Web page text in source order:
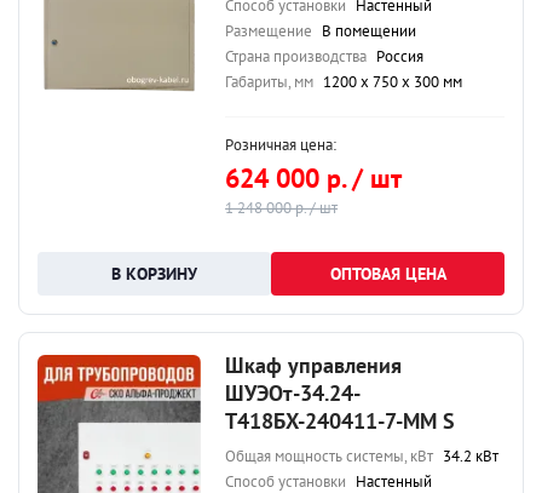
Способ установки Настенный
Размещение В помещении
Страна производства Россия
Габариты, мм 1200 х 750 х 300 мм
Розничная цена:
624 000 р. / шт
1 248 000 р. / шт
ОПТОВАЯ ЦЕНА
Шкаф управления
ШУЭОт-34.24-
Т418БХ-240411-7-ММ S
Общая мощность системы, кВт 34.2 кВт
Способ установки Настенный